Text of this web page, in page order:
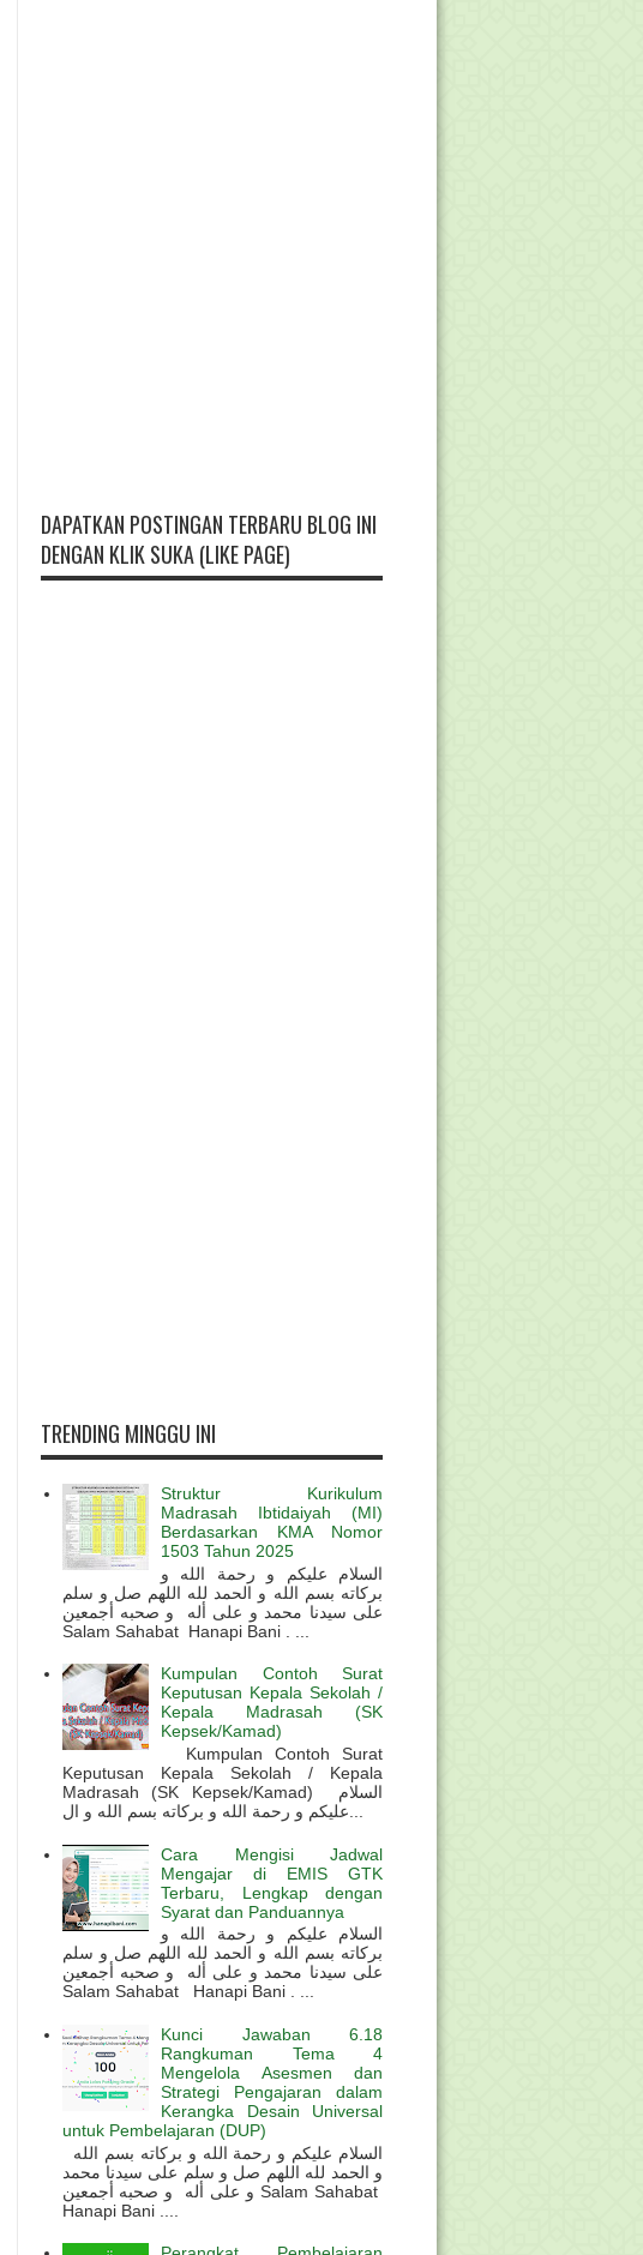
DAPATKAN POSTINGAN TERBARU BLOG INI
DENGAN KLIK SUKA (LIKE PAGE)
TRENDING MINGGU INI
Struktur Kurikulum
Madrasah Ibtidaiyah (MI)
Berdasarkan KMA Nomor
1503 Tahun 2025
السلام عليكم و رحمة الله و
بركاته بسم الله و الحمد لله اللهم صل و سلم
على سيدنا محمد و على أله و صحبه أجمعين
Salam Sahabat Hanapi Bani . ...
Kumpulan Contoh Surat
Keputusan Kepala Sekolah /
Kepala Madrasah (SK
Kepsek/Kamad)
Kumpulan Contoh Surat
Keputusan Kepala Sekolah / Kepala
Madrasah (SK Kepsek/Kamad) السلام
Cara Mengisi Jadwal
Mengajar di EMIS GTK
Terbaru, Lengkap dengan
Syarat dan Panduannya
السلام عليكم و رحمة الله و
بركاته بسم الله و الحمد لله اللهم صل و سلم
على سيدنا محمد و على أله و صحبه أجمعين
Salam Sahabat Hanapi Bani . ...
Kunci Jawaban 6.18
Rangkuman Tema 4
Mengelola Asesmen dan
Strategi Pengajaran dalam
Kerangka Desain Universal
untuk Pembelajaran (DUP)
و الحمد لله اللهم صل و سلم على سيدنا محمد
و على أله و صحبه أجمعين Salam Sahabat
Hanapi Bani ....